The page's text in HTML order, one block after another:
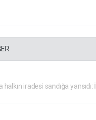
halkın iradesi sandığa